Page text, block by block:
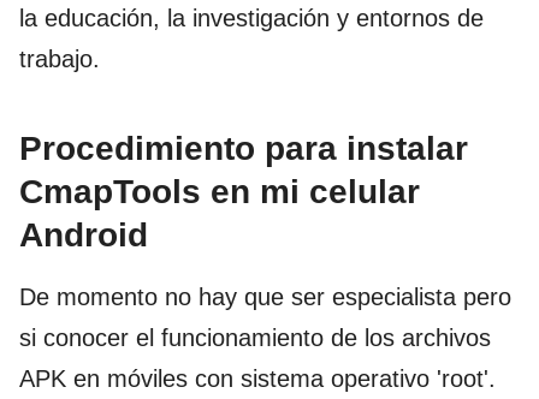
la educación, la investigación y entornos de
trabajo.
Procedimiento para instalar
CmapTools en mi celular
Android
De momento no hay que ser especialista pero
si conocer el funcionamiento de los archivos
APK en móviles con sistema operativo 'root'.